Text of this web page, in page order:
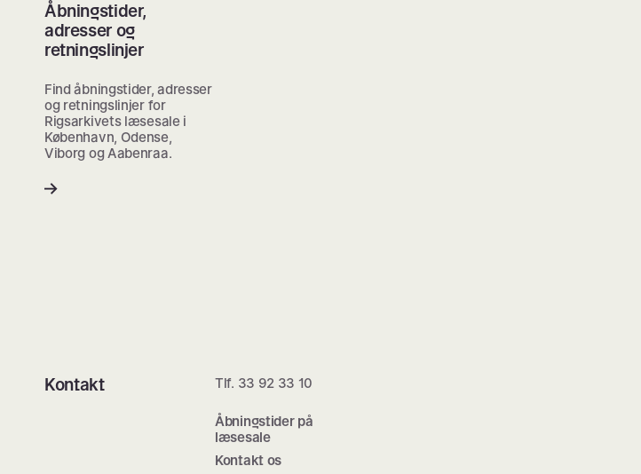
Åbningstider,
adresser og
retningslinjer
Find åbningstider, adresser
og retningslinjer for
Rigsarkivets læsesale i
København, Odense,
Viborg og Aabenraa.
Kontakt Tlf. 33 92 33 10
Åbningstider på
læsesale
Kontakt os